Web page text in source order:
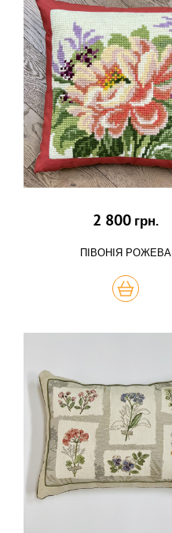
2 800 грн.
ПІВОНІЯ РОЖЕВА
КУПИТЬ